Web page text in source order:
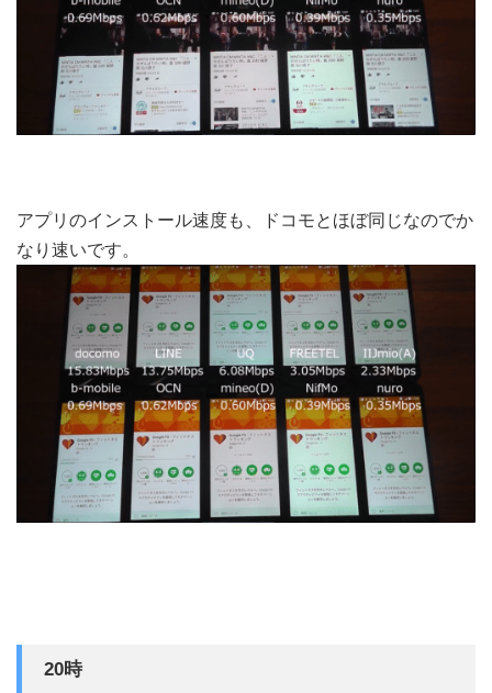
アプリのインストール速度も、ドコモとほぼ同じなのでか
なり速いです。
20時